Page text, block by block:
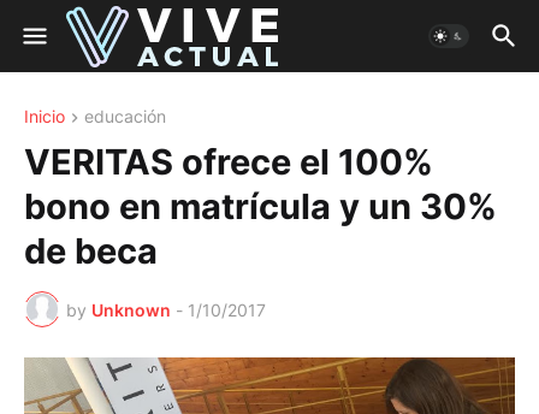
Inicio educación
VERITAS ofrece el 100%
bono en matrícula y un 30%
de beca
by Unknown - 1/10/2017